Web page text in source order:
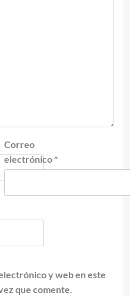
Correo
electrónico *
y web en este
que comente.